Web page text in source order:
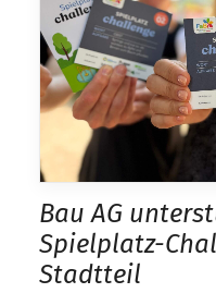
Bau AG
Spielplatz-
Stadtteil